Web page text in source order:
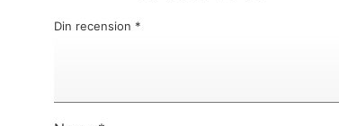
Din recension *